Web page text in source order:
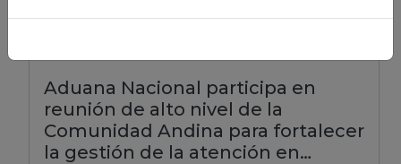
Aduana Nacional participa en
reunión de alto nivel de la
Comunidad Andina para fortalecer
la gestión de la atención en